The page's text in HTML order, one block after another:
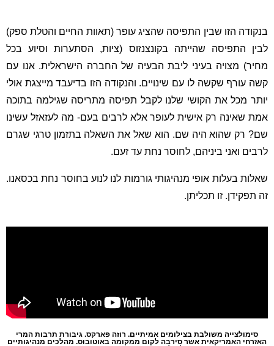
בנקודה הזו שבין התפיסה שהציג עופר (תאוות החיים והטלת ספק)
לבין התפיסה שהייתה בקונצנזוס (ציות, הסתערות וסיוע בכל
מחיר) מצויה בעיני ליבת הבעיה של החברה הישראלית. אנו עם
קשה עורף שקשה לו עם שינויים. והנקודה הזו בדיעבד מייצגת אולי
יותר מכל את הקושי שלנו לקבל תפיסה מתריסה שגילמה בתוכה
אמת שאינה רק אישית לעופר אלא לרבים בעם- מה לעזאזל עשינו
שם? רק שהוא היה שם. הוא שאל את השאלה בתזמון טרגי שגרם
לרבים ואני ביניהם, לחוסר נחת עד זעם.
שאלות בעלות אופי מנהיגותי גורמות לנו לנוע בחוסר נחת בכסאנו.
זה תפקידן. זו תכליתן.
סימולצייה משולבת בצילומים אמיתיים. רוזה פארקס. גיבורת תרבות המרי
האזרחי האמריקאית אשר סירבה לקום ממקומה באוטובוס. מהלכים מנהיגותיים